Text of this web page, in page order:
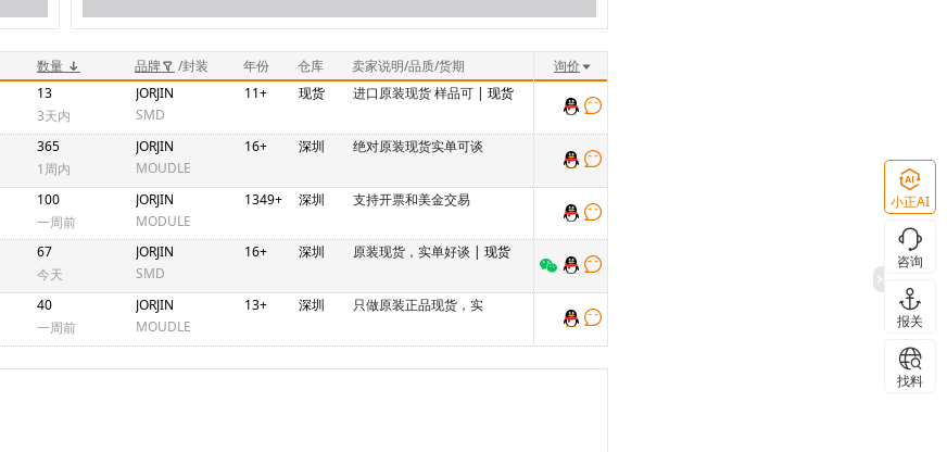
数量 品牌 /封装 年份 仓库 卖家说明/品质/货期
询价
13
3天内
JORJIN
SMD
11+ 现货 进口原装现货 样品可 | 现货
365
1周内
JORJIN
MOUDLE
16+ 深圳 绝对原装现货实单可谈
100
一周前
JORJIN
MODULE
1349+ 深圳 支持开票和美金交易
67
今天
JORJIN
SMD
16+ 深圳 原装现货，实单好谈 | 现货
40
一周前
JORJIN
MOUDLE
13+ 深圳 只做原装正品现货，实
小正AI
咨询
报关
找料